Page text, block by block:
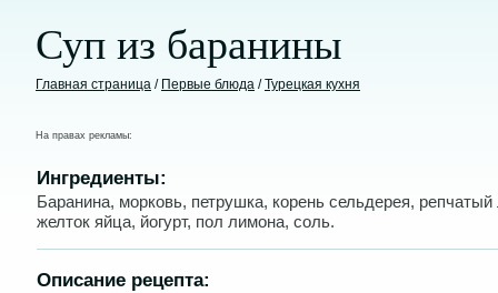
Суп из баранины
Главная страница / Первые блюда /Турецкая кухня
На правах рекламы:
Ингредиенты:
Баранина, морковь, петрушка, корень сельдерея, репчатый
желток яйца, йогурт, пол лимона, соль.
Описание рецепта: